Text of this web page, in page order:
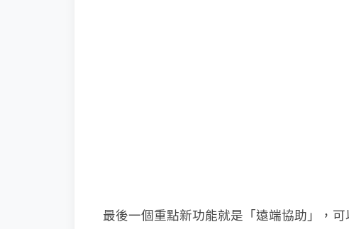
最後一個重點新功能就是「遠端協助」，